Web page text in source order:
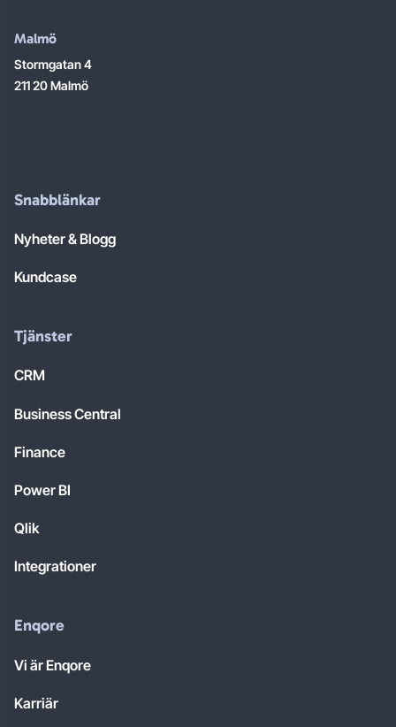
Malmö
Stormgatan 4
211 20 Malmö
Snabblänkar
Nyheter & Blogg
Kundcase
Tjänster
CRM
Business Central
Finance
Power BI
Qlik
Integrationer
Enqore
Vi är Enqore
Karriär